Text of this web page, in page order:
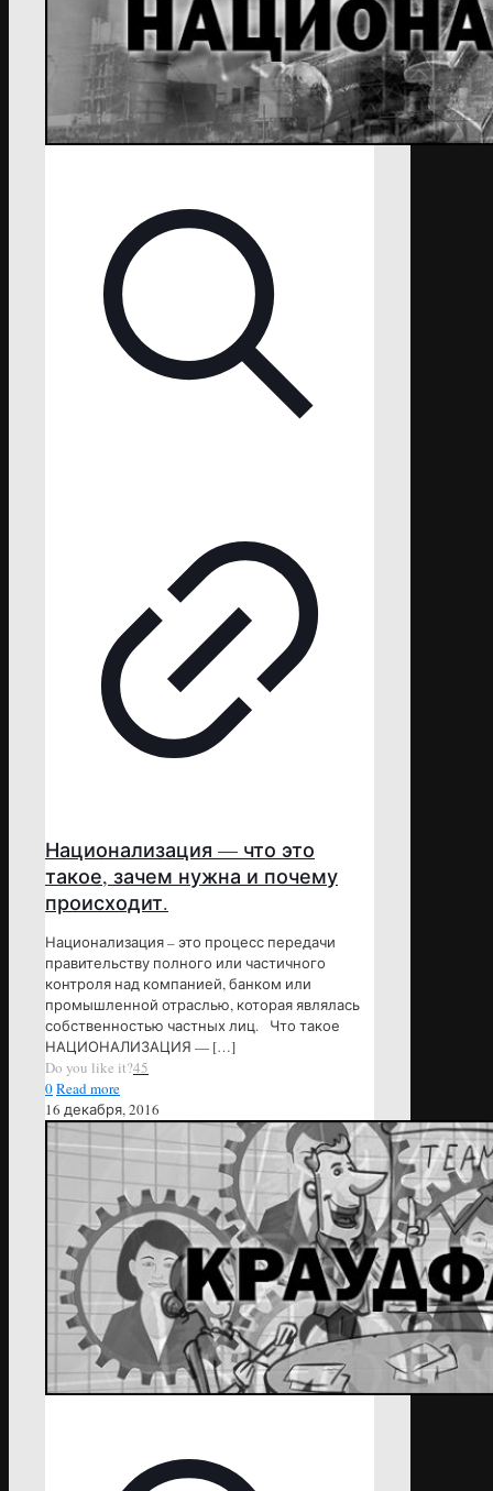
Национализация — что это
такое, зачем нужна и почему
происходит.
Национализация – это процесс передачи
правительству полного или частичного
контроля над компанией, банком или
промышленной отраслью, которая являлась
собственностью частных лиц. Что такое
НАЦИОНАЛИЗАЦИЯ — […]
Do you like it?45
0Read more
16 декабря, 2016